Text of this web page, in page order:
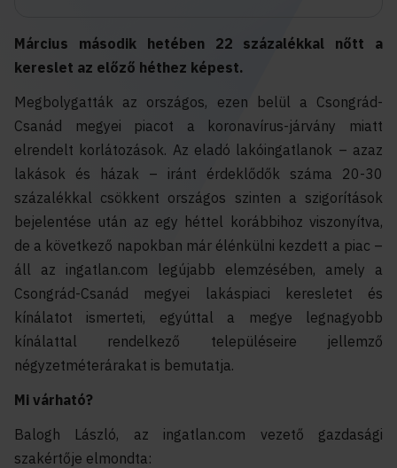
Március második hetében 22 százalékkal nőtt a
kereslet az előző héthez képest.
Megbolygatták az országos, ezen belül a Csongrád-
Csanád megyei piacot a koronavírus-járvány miatt
elrendelt korlátozások. Az eladó lakóingatlanok – azaz
lakások és házak – iránt érdeklődők száma 20-30
százalékkal csökkent országos szinten a szigorítások
bejelentése után az egy héttel korábbihoz viszonyítva,
de a következő napokban már élénkülni kezdett a piac –
áll az ingatlan.com legújabb elemzésében, amely a
Csongrád-Csanád megyei lakáspiaci keresletet és
kínálatot ismerteti, egyúttal a megye legnagyobb
kínálattal rendelkező településeire jellemző
négyzetméterárakat is bemutatja.
Mi várható?
Balogh László, az ingatlan.com vezető gazdasági
szakértője elmondta: